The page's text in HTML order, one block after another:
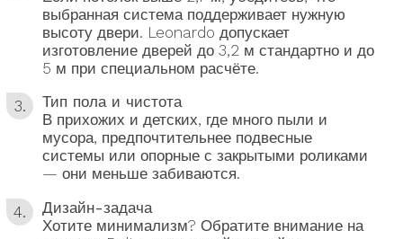
выбранная система поддерживает нужную
высоту двери. Leonardo допускает
изготовление дверей до 3,2 м стандартно и до
5 м при специальном расчёте.
Тип пола и чистота
В прихожих и детских, где много пыли и
мусора, предпочтительнее подвесные
системы или опорные с закрытыми роликами
— они меньше забиваются.
Дизайн-задача
Хотите минимализм? Обратите внимание на